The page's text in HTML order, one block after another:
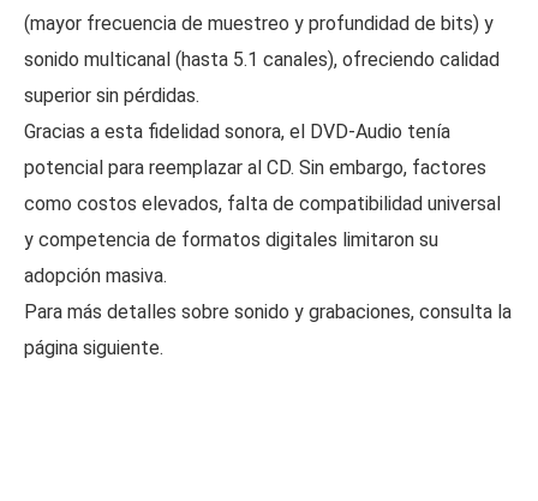
(mayor frecuencia de muestreo y profundidad de bits) y
sonido multicanal (hasta 5.1 canales), ofreciendo calidad
superior sin pérdidas.
Gracias a esta fidelidad sonora, el DVD-Audio tenía
potencial para reemplazar al CD. Sin embargo, factores
como costos elevados, falta de compatibilidad universal
y competencia de formatos digitales limitaron su
adopción masiva.
Para más detalles sobre sonido y grabaciones, consulta la
página siguiente.